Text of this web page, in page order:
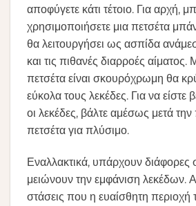
αποφύγετε κάτι τέτοιο. Για αρχή,
χρησιμοποιήσετε μια πετσέτα
θα λειτουργήσει ως ασπίδα
και τις πιθανές διαρροές αίματος.
πετσέτα είναι σκουρόχρωμη θα
εύκολα τους λεκέδες. Για να είστε
οι λεκέδες, βάλτε αμέσως μετά
πετσέτα για πλύσιμο.
Εναλλακτικά, υπάρχουν διάφορες
μειώνουν την εμφάνιση λεκέδων.
στάσεις που η ευαίσθητη περιοχή